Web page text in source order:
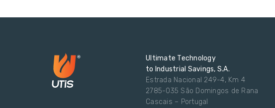
Ultimate Technology
to Industrial Savings, S.A.
Estrada Nacional 249-4, Km 4
2785-035 São Domingos de Rana
Cascais – Portugal